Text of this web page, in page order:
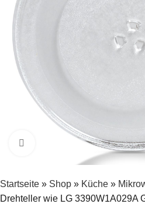
Zum Vergrößern klicken
Startseite » Shop » Küche »
Drehteller wie LG 3390W1A029A